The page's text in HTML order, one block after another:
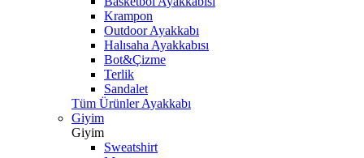
Krampon
Outdoor Ayakkabı
Halısaha Ayakkabısı
Bot&Çizme
Terlik
Sandalet
Tüm Ürünler Ayakkabı
Giyim
Giyim
Sweatshirt